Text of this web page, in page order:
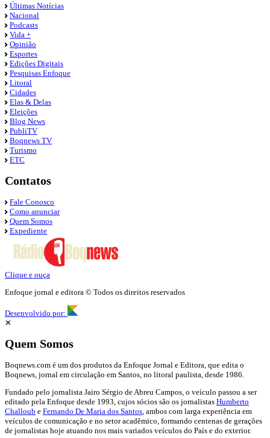
Últimas Notícias
Nacional
Podcasts
Vida +
Opinião
Esportes
Edições Digitais
Pesquisas Enfoque
Litoral
Cidades
Elas & Delas
Eleições
Blog News
PubliTV
Boqnews TV
Turismo
ETC
Contatos
Fale Conosco
Como anunciar
Quem Somos
Expediente
Clique e ouça
Enfoque jornal e editora © Todos os direitos reservados
Desenvolvido por:
✕
Quem Somos
Boqnews.com é um dos produtos da Enfoque Jornal e Editora, que edita o
Boqnews, jornal em circulação em Santos, no litoral paulista, desde 1986.
Fundado pelo jornalista Jairo Sérgio de Abreu Campos, o veículo passou a ser
editado pela Enfoque desde 1993, cujos sócios são os jornalistas Humberto
Challoub e Fernando De Maria dos Santos, ambos com larga experiência em
veículos de comunicação e no setor acadêmico, formando centenas de gerações
de jornalistas hoje atuando nos mais variados veículos do País e do exterior.